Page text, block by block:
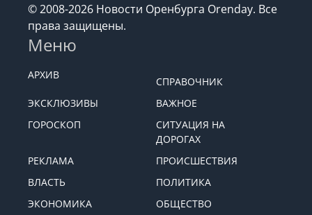
© 2008-2026 Новости Оренбурга Orenday. Все
права защищены.
Меню
АРХИВ
СПРАВОЧНИК
ЭКСКЛЮЗИВЫ
ВАЖНОЕ
ГОРОСКОП
СИТУАЦИЯ НА
ДОРОГАХ
РЕКЛАМА
ПРОИСШЕСТВИЯ
ВЛАСТЬ
ПОЛИТИКА
ЭКОНОМИКА
ОБЩЕСТВО